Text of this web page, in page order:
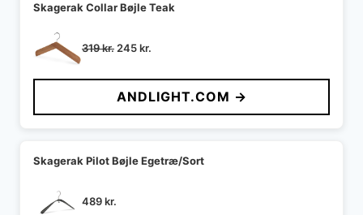
Skagerak Collar Bøjle Teak
319kr. Den
pris
var:
319 kr..
245kr.
pris
er:
245 kr..
ANDLIGHT.COM →
Skagerak Pilot Bøjle Egetræ/Sort
489kr.